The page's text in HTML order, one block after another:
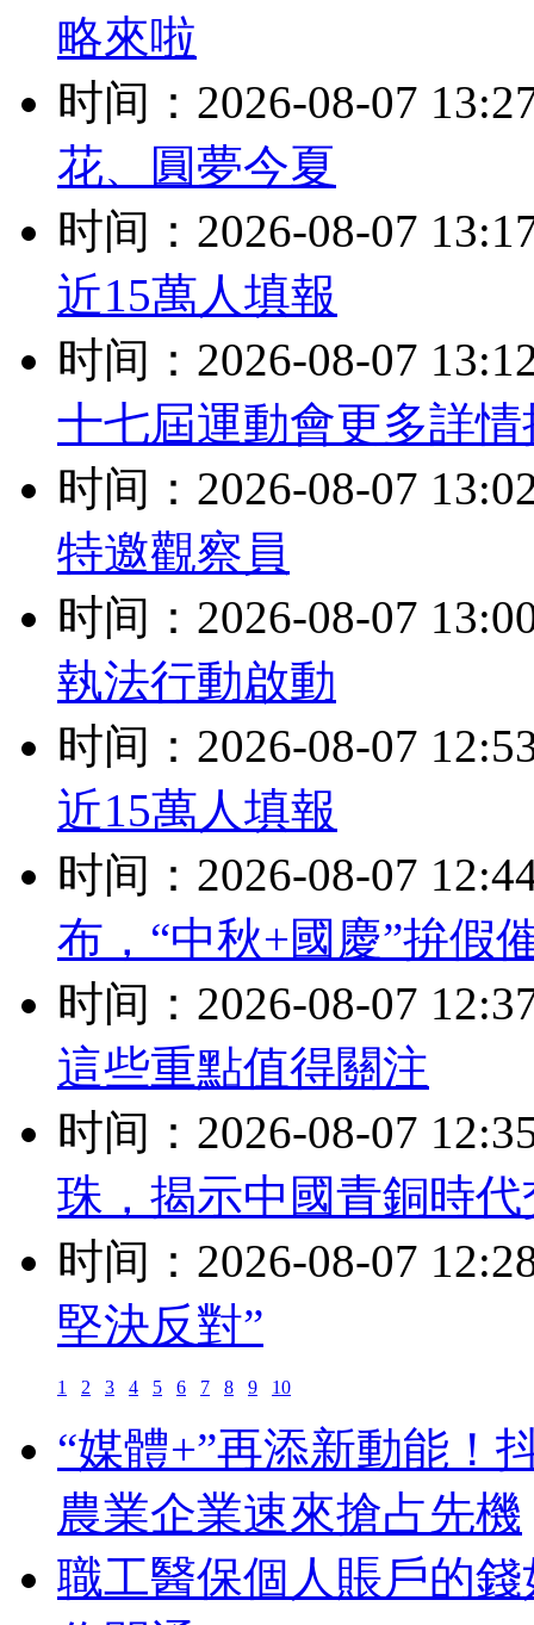
略來啦
时间：2026-08-07
花、圓夢今夏
时间：2026-08-07
近15萬人填報
时间：2026-08-07
十七屆運動會更多詳情
时间：2026-08-07
特邀觀察員
时间：2026-08-07
執法行動啟動
时间：2026-08-07
近15萬人填報
时间：2026-08-07
布，“中秋+國慶”拚假
时间：2026-08-07
這些重點值得關注
时间：2026-08-07
珠，揭示中國青銅時
时间：2026-08-07
堅決反對”
1 2 3 4 5 6 7 8 9 10
“媒體+”再添新動能！
農業企業速來搶占先機
職工醫保個人賬戶的